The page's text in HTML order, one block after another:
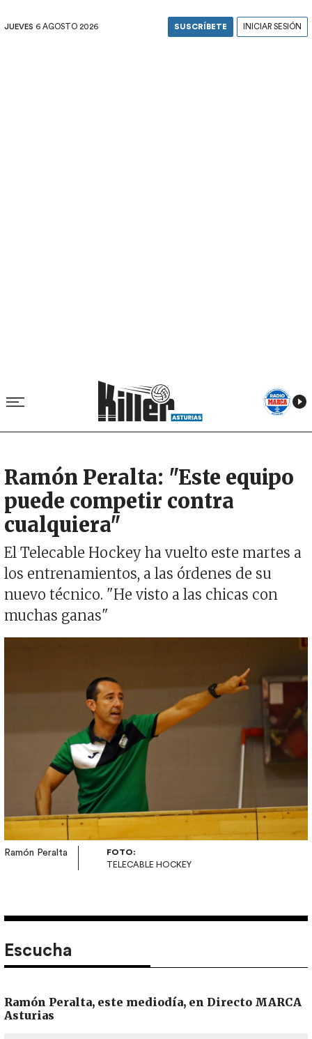
JUEVES 6 AGOSTO 2026 SUSCRÍBETE INICIAR SESIÓN
Ramón Peralta: "Este equipo
puede competir contra
cualquiera"
El Telecable Hockey ha vuelto este martes a
los entrenamientos, a las órdenes de su
nuevo técnico. "He visto a las chicas con
muchas ganas"
Ramón Peralta
FOTO:
TELECABLE HOCKEY
Escucha
Ramón Peralta, este mediodía, en Directo MARCA
Asturias